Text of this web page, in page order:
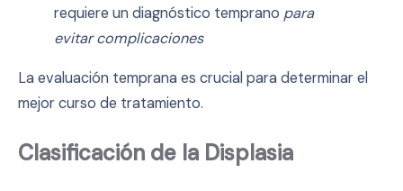
requiere un diagnóstico temprano para
evitar complicaciones
La evaluación temprana es crucial para determinar el
mejor curso de tratamiento.
Clasificación de la Displasia